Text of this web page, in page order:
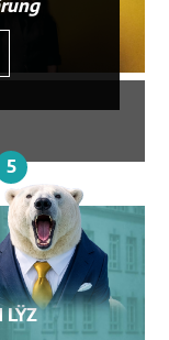
5
LŸZ